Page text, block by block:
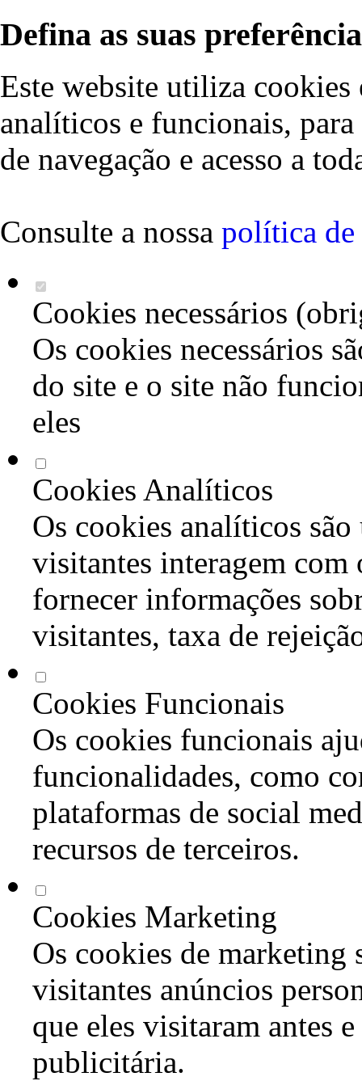
Defina as suas
Este website utiliza cookies
analíticos e funcionais,
de navegação e acesso a
Consulte a nossa política de
Cookies necessários
Os cookies necessários
do site e o site não
eles
Cookies Analíticos
Os cookies analíticos são
visitantes interagem com
fornecer informações
visitantes, taxa de
Cookies Funcionais
Os cookies funcionais
funcionalidades, como
plataformas de social
recursos de terceiros.
Cookies Marketing
Os cookies de marketing
visitantes anúncios
que eles visitaram antes
publicitária.